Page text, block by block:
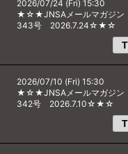
2026/07/24 (Fri) 15:30
★☆★JNSAメールマガジ
343号 2026.7.24☆★☆
2026/07/10 (Fri) 15:30
★☆★JNSAメールマガジ
342号 2026.7.10☆★☆